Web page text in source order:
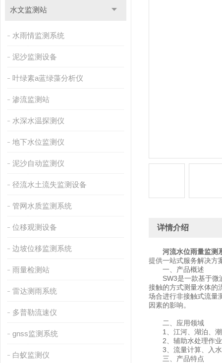
水文监测站
水雨情监测系统
泥沙监测设备
叶绿素a蓝绿藻分析仪
渗流监测站
水深水温探测仪
地下水位监测仪
泥沙自动监测仪
径流水土流失监测设备
管网水质监测系统
位移观测设备
边坡位移监测系统
雨量检测站
雷达测雨系统
多普勒流速仪
gnss监测系统
白蚁监测仪
详情介绍
河流水位雨量监测
提供一站式服务解决方
一、产品概述
SW3是一款基于微波
接触的方式测量水体的
场合进行非接触式流量
因素的影响。
二、应用领域
1、江河、湖泊、潮
2、辅助水处理作业
3、流量计算、入水
三、产品特点